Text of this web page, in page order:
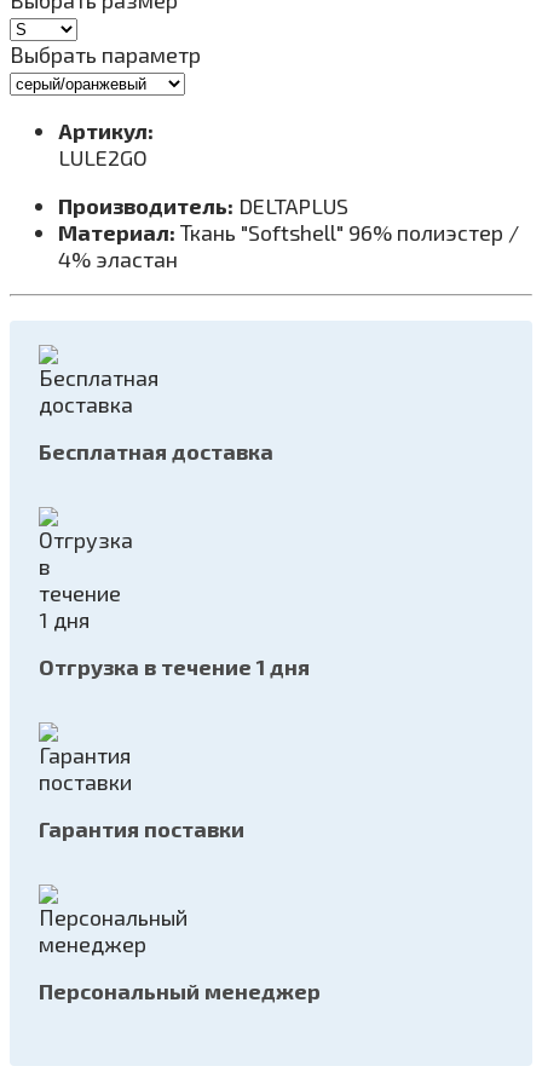
Выбрать параметр
Артикул:
LULE2GO
Производитель: DELTAPLUS
Материал: Ткань "Softshell" 96% полиэстер /
4% эластан
Бесплатная доставка
Отгрузка в течение 1 дня
Гарантия поставки
Персональный менеджер